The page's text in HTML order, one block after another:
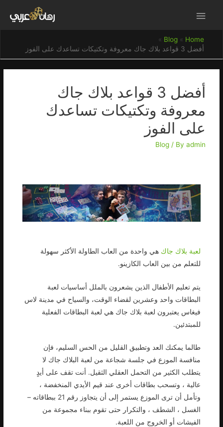
Home
Blog
أفضل 3 قواعد بلاك جاك معروفة وتكتيكات تساعدك على الفوز
أفضل 3 قواعد بلاك جاك
معروفة وتكتيكات تساعدك
على الفوز
Blog / Byadmin
لعبة بلاك جاك هي واحدة من العاب الطاولة الأكثر سهولة
للتعلم من بين العاب الكازينو.
يتم تعليم الأطفال الذين يشعرون بالملل أساسيات لعبة
البطاقات واحد وعشرين لقضاء الوقت، والسياح في مدينة لاس
فيغاس يعتبرون لعبة بلاك جاك هي لعبة البطاقات الفعلية
للمبتدئين.
طالما يمكنك العد وتطبيق القليل من الحس السليم، فإن
منافسة الموزع في جلسة شجاعة من لعبة البلاك جاك لا
يتطلب الكثير من التحمل العقلي الثقيل. أنت تقف على أيدٍ
عالية ، وتسحب بطاقات أخرى عند قيم الأيدي المنخفضة ،
وتأمل أن ترى الموزع يستمر إلى أن يتجاوز رقم 21 ببطاقاته –
الغسل ، الشطف ، والتكرار حتى تقوم ببناء مجموعة من
الفيشات أو الخروج من اللعبة.